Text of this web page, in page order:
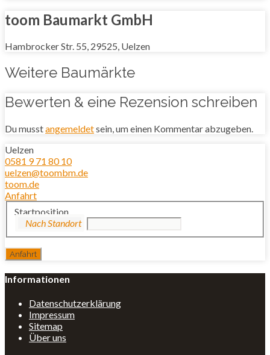
toom Baumarkt GmbH
Hambrocker Str. 55, 29525, Uelzen
Weitere Baumärkte
Bewerten & eine Rezension schreiben
Du musstangemeldetsein, um einen Kommentar abzugeben.
Uelzen
0581 9 71 80 10
uelzen@toombm.de
toom.de
Anfahrt
Startposition
Informationen
Datenschutzerklärung
Impressum
Sitemap
Über uns